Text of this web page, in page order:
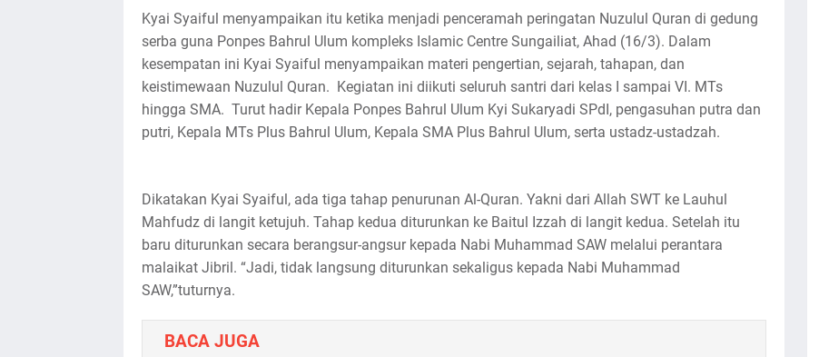
Kyai Syaiful menyampaikan itu ketika menjadi penceramah peringatan Nuzulul Quran di gedung
serba guna Ponpes Bahrul Ulum kompleks Islamic Centre Sungailiat, Ahad (16/3). Dalam
kesempatan ini Kyai Syaiful menyampaikan materi pengertian, sejarah, tahapan, dan
keistimewaan Nuzulul Quran. Kegiatan ini diikuti seluruh santri dari kelas I sampai VI. MTs
hingga SMA. Turut hadir Kepala Ponpes Bahrul Ulum Kyi Sukaryadi SPdI, pengasuhan putra dan
putri, Kepala MTs Plus Bahrul Ulum, Kepala SMA Plus Bahrul Ulum, serta ustadz-ustadzah.
Dikatakan Kyai Syaiful, ada tiga tahap penurunan Al-Quran. Yakni dari Allah SWT ke Lauhul
Mahfudz di langit ketujuh. Tahap kedua diturunkan ke Baitul Izzah di langit kedua. Setelah itu
baru diturunkan secara berangsur-angsur kepada Nabi Muhammad SAW melalui perantara
malaikat Jibril. “Jadi, tidak langsung diturunkan sekaligus kepada Nabi Muhammad
SAW,”tuturnya.
BACA JUGA